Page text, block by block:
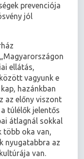
prevenciója
jól
ellátás,
vagyunk e
hazánkban
az előny viszont
túlélők jelentős
átlagnál sokkal
több oka van,
nyugatabbra az
van.